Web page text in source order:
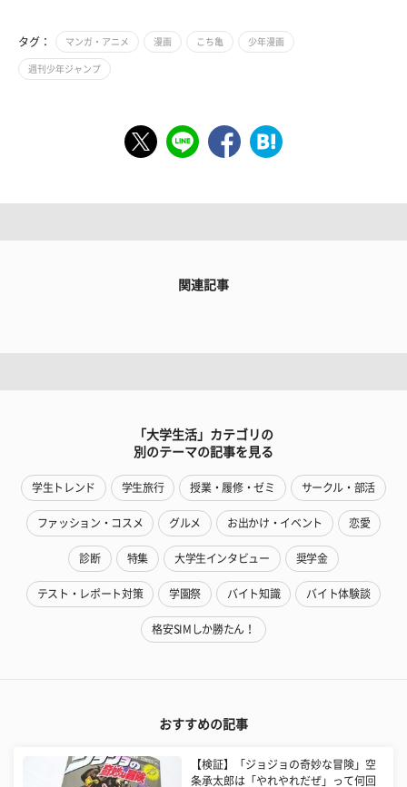
タグ： マンガ・アニメ 漫画 こち亀 少年漫画
週刊少年ジャンプ
関連記事
「大学生活」カテゴリの
別のテーマの記事を見る
学生トレンド 学生旅行 授業・履修・ゼミ サークル・部活
ファッション・コスメ グルメ お出かけ・イベント 恋愛
診断 特集 大学生インタビュー 奨学金
テスト・レポート対策 学園祭 バイト知識 バイト体験談
格安SIMしか勝たん！
おすすめの記事
【検証】「ジョジョの奇妙な冒険」空
条承太郎は「やれやれだぜ」って何回